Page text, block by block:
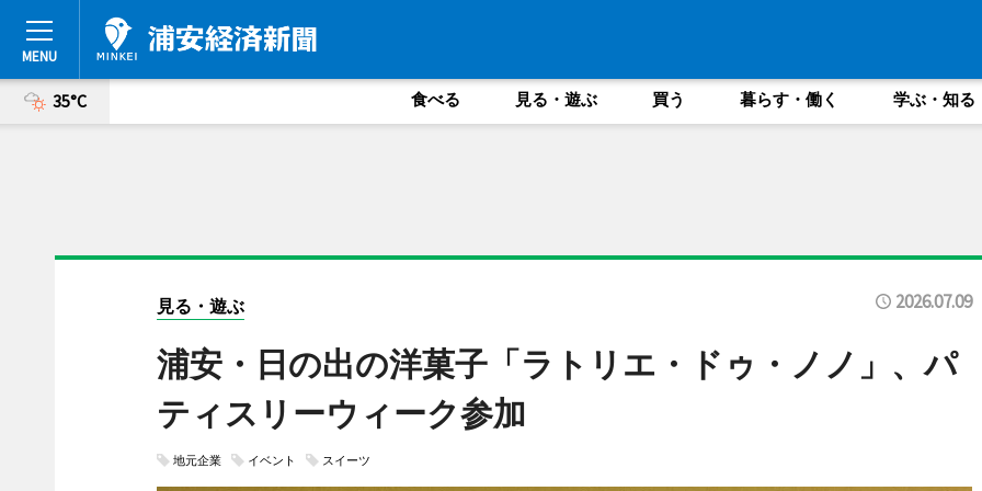
35°C 食べる 見る・遊ぶ 買う 暮らす・働く 学ぶ・知る
見る・遊ぶ 2026.07.09
浦安・日の出の洋菓子「ラトリエ・ドゥ・ノノ」、パ
ティスリーウィーク参加
地元企業 イベント スイーツ